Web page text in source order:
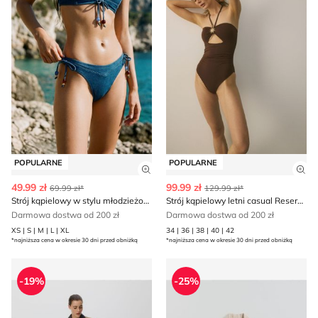
POPULARNE
Zobacz szczegóły produktu
49.99 zł 69.99 zł*
Strój kąpielowy w stylu młodzieżowym na lato Reserved
Darmowa dostwa od 200 zł
XS | S | M | L | XL
*najniższa cena w okresie 30 dni przed obniżką
POPULARNE
99.99 zł 129.99 zł*
Strój kąpielowy letni casual Reserved
Darmowa dostwa od 200 zł
34 | 36 | 38 | 40 | 42
*najniższa cena w okresie 30 dni przed obniżką
Kurtka damska casual Reserved
-19%
Marynarka elegancki
-25%